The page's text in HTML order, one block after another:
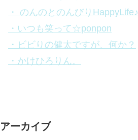
・ のんのとのんびりHappyLife♪
・いつも笑って☆ponpon
・ビビりの健太ですが、何か？
・かけひろりん。
アーカイブ